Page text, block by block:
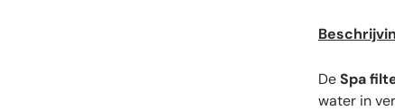
DeSpa
water in